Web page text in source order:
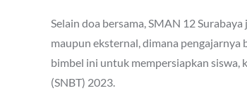
Selain doa bersama, SMAN 12
maupun eksternal, dimana pengajarnya
bimbel ini untuk mempersiapkan siswa,
(SNBT) 2023.